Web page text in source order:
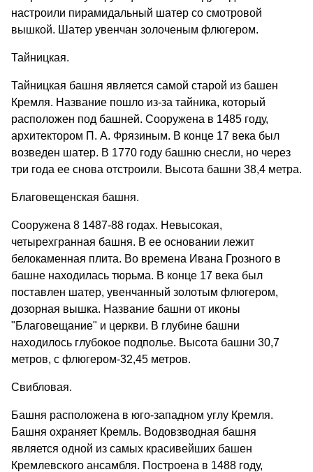
настроили пирамидальный шатер со смотровой
вышкой. Шатер увенчан золоченым флюгером.
Тайницкая.
Тайницкая башня является самой старой из башен
Кремля. Название пошло из-за тайника, который
расположен под башней. Сооружена в 1485 году,
архитектором П. А. Фрязиным. В конце 17 века был
возведен шатер. В 1770 году башню снесли, но через
три года ее снова отстроили. Высота башни 38,4 метра.
Благовещенская башня.
Сооружена 8 1487-88 годах. Невысокая,
четырехгранная башня. В ее основании лежит
белокаменная плита. Во времена Ивана Грозного в
башне находилась тюрьма. В конце 17 века был
поставлен шатер, увенчанный золотым флюгером,
дозорная вышка. Название башни от иконы
"Благовещание" и церкви. В глубине башни
находилось глубокое подполье. Высота башни 30,7
метров, с флюгером-32,45 метров.
Свибловая.
Башня расположена в юго-западном углу Кремля.
Башня охраняет Кремль. Водовзводная башня
является одной из самых красивейших башен
Кремлевского ансамбля. Построена в 1488 году,